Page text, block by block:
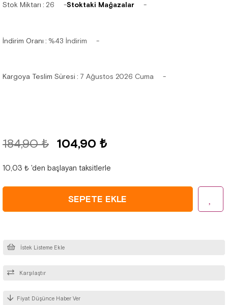
Stok Miktarı : 26 Stoktaki Mağazalar
İndirim Oranı : %43 İndirim
Kargoya Teslim Süresi : 7 Ağustos 2026 Cuma
184,90 ₺ 104,90 ₺
10,03 ₺ 'den başlayan taksitlerle
İstek Listeme Ekle
Karşılaştır
Fiyat Düşünce Haber Ver